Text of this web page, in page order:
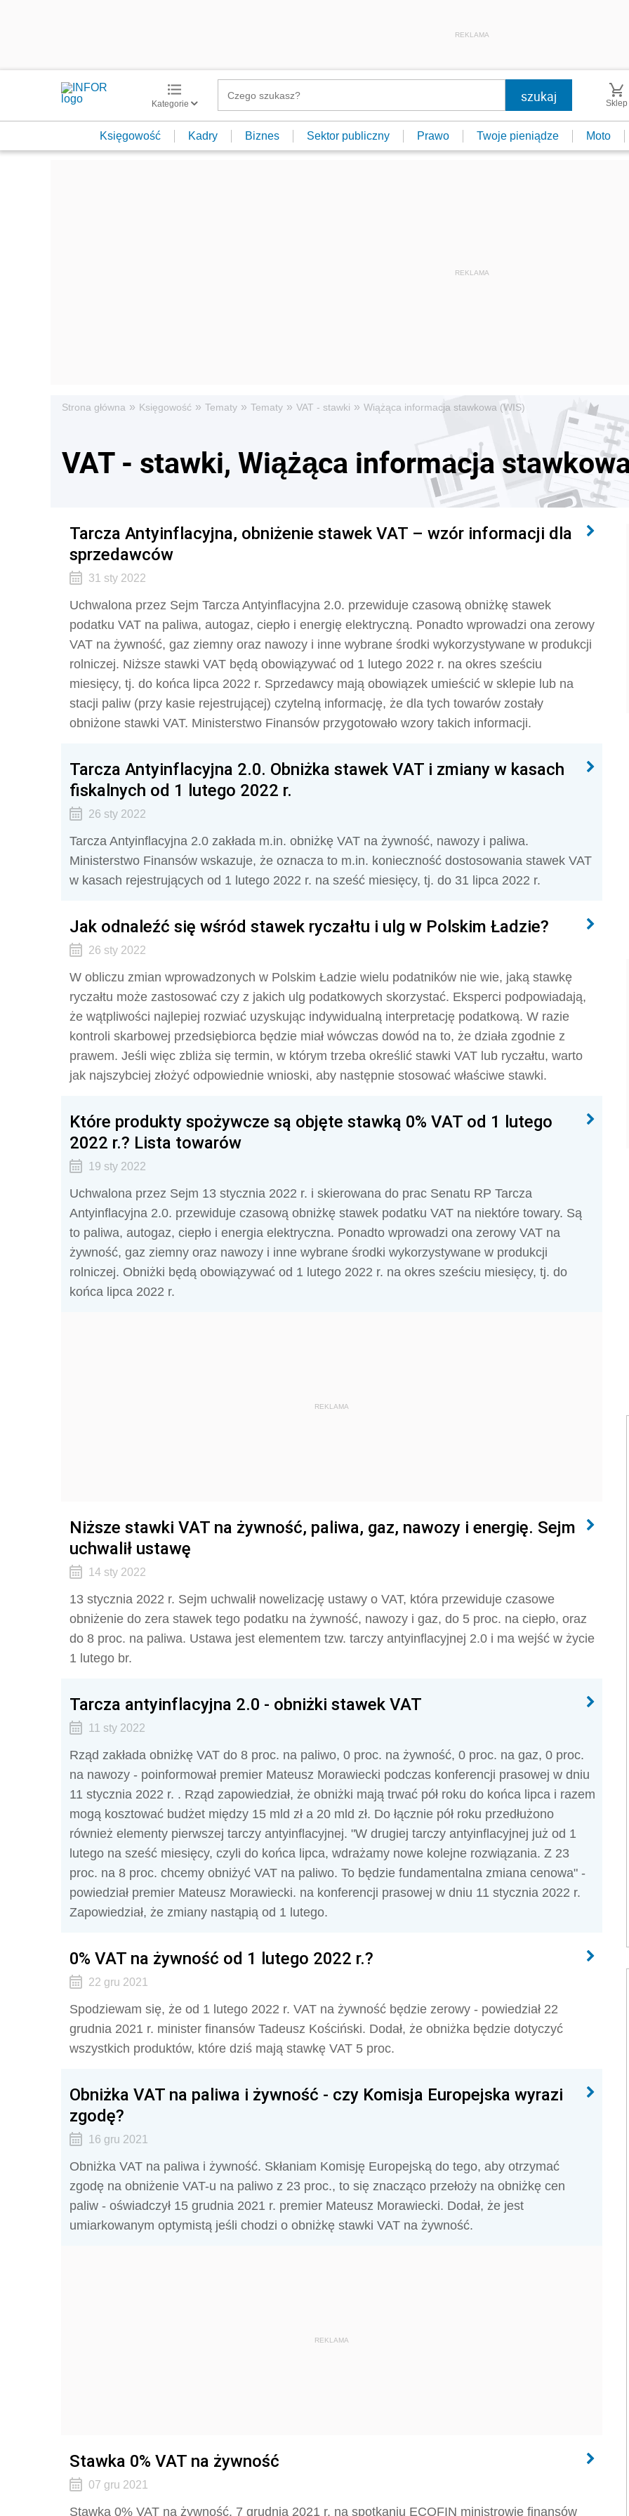
REKLAMA
Kategorie Sklep
Księgowość Kadry Biznes Sektor publiczny Prawo Twoje pieniądze Moto
Strona główna » Księgowość » Tematy » Tematy » VAT - stawki » Wiążąca informacja stawkowa (WIS)
VAT - stawki, Wiążąca informacja
Tarcza Antyinflacyjna, obniżenie stawek VAT – wzór informacji dla
sprzedawców
31 sty 2022
Uchwalona przez Sejm Tarcza Antyinflacyjna 2.0. przewiduje czasową obniżkę stawek
podatku VAT na paliwa, autogaz, ciepło i energię elektryczną. Ponadto wprowadzi ona zerowy
VAT na żywność, gaz ziemny oraz nawozy i inne wybrane środki wykorzystywane w produkcji
rolniczej. Niższe stawki VAT będą obowiązywać od 1 lutego 2022 r. na okres sześciu
miesięcy, tj. do końca lipca 2022 r. Sprzedawcy mają obowiązek umieścić w sklepie lub na
stacji paliw (przy kasie rejestrującej) czytelną informację, że dla tych towarów zostały
obniżone stawki VAT. Ministerstwo Finansów przygotowało wzory takich informacji.
Tarcza Antyinflacyjna 2.0. Obniżka stawek VAT i zmiany w kasach
fiskalnych od 1 lutego 2022 r.
26 sty 2022
Tarcza Antyinflacyjna 2.0 zakłada m.in. obniżkę VAT na żywność, nawozy i paliwa.
Ministerstwo Finansów wskazuje, że oznacza to m.in. konieczność dostosowania stawek VAT
w kasach rejestrujących od 1 lutego 2022 r. na sześć miesięcy, tj. do 31 lipca 2022 r.
Jak odnaleźć się wśród stawek ryczałtu i ulg w Polskim Ładzie?
26 sty 2022
W obliczu zmian wprowadzonych w Polskim Ładzie wielu podatników nie wie, jaką stawkę
ryczałtu może zastosować czy z jakich ulg podatkowych skorzystać. Eksperci podpowiadają,
że wątpliwości najlepiej rozwiać uzyskując indywidualną interpretację podatkową. W razie
kontroli skarbowej przedsiębiorca będzie miał wówczas dowód na to, że działa zgodnie z
prawem. Jeśli więc zbliża się termin, w którym trzeba określić stawki VAT lub ryczałtu, warto
jak najszybciej złożyć odpowiednie wnioski, aby następnie stosować właściwe stawki.
Które produkty spożywcze są objęte stawką 0% VAT od 1 lutego
2022 r.? Lista towarów
19 sty 2022
Uchwalona przez Sejm 13 stycznia 2022 r. i skierowana do prac Senatu RP Tarcza
Antyinflacyjna 2.0. przewiduje czasową obniżkę stawek podatku VAT na niektóre towary. Są
to paliwa, autogaz, ciepło i energia elektryczna. Ponadto wprowadzi ona zerowy VAT na
żywność, gaz ziemny oraz nawozy i inne wybrane środki wykorzystywane w produkcji
rolniczej. Obniżki będą obowiązywać od 1 lutego 2022 r. na okres sześciu miesięcy, tj. do
końca lipca 2022 r.
REKLAMA
Niższe stawki VAT na żywność, paliwa, gaz, nawozy i energię. Sejm
uchwalił ustawę
14 sty 2022
13 stycznia 2022 r. Sejm uchwalił nowelizację ustawy o VAT, która przewiduje czasowe
obniżenie do zera stawek tego podatku na żywność, nawozy i gaz, do 5 proc. na ciepło, oraz
do 8 proc. na paliwa. Ustawa jest elementem tzw. tarczy antyinflacyjnej 2.0 i ma wejść w życie
1 lutego br.
Tarcza antyinflacyjna 2.0 - obniżki stawek VAT
11 sty 2022
Rząd zakłada obniżkę VAT do 8 proc. na paliwo, 0 proc. na żywność, 0 proc. na gaz, 0 proc.
na nawozy - poinformował premier Mateusz Morawiecki podczas konferencji prasowej w dniu
11 stycznia 2022 r. . Rząd zapowiedział, że obniżki mają trwać pół roku do końca lipca i razem
mogą kosztować budżet między 15 mld zł a 20 mld zł. Do łącznie pół roku przedłużono
również elementy pierwszej tarczy antyinflacyjnej. "W drugiej tarczy antyinflacyjnej już od 1
lutego na sześć miesięcy, czyli do końca lipca, wdrażamy nowe kolejne rozwiązania. Z 23
proc. na 8 proc. chcemy obniżyć VAT na paliwo. To będzie fundamentalna zmiana cenowa" -
powiedział premier Mateusz Morawiecki. na konferencji prasowej w dniu 11 stycznia 2022 r.
Zapowiedział, że zmiany nastąpią od 1 lutego.
0% VAT na żywność od 1 lutego 2022 r.?
22 gru 2021
Spodziewam się, że od 1 lutego 2022 r. VAT na żywność będzie zerowy - powiedział 22
grudnia 2021 r. minister finansów Tadeusz Kościński. Dodał, że obniżka będzie dotyczyć
wszystkich produktów, które dziś mają stawkę VAT 5 proc.
Obniżka VAT na paliwa i żywność - czy Komisja Europejska wyrazi
zgodę?
16 gru 2021
Obniżka VAT na paliwa i żywność. Skłaniam Komisję Europejską do tego, aby otrzymać
zgodę na obniżenie VAT-u na paliwo z 23 proc., to się znacząco przełoży na obniżkę cen
paliw - oświadczył 15 grudnia 2021 r. premier Mateusz Morawiecki. Dodał, że jest
umiarkowanym optymistą jeśli chodzi o obniżkę stawki VAT na żywność.
REKLAMA
Stawka 0% VAT na żywność
07 gru 2021
Stawka 0% VAT na żywność. 7 grudnia 2021 r. na spotkaniu ECOFIN ministrowie finansów